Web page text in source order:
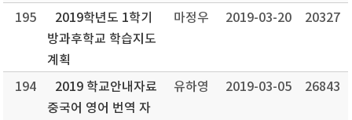
195
2019학년도 1학기
방과후학교 학습지도
계획
마정우 2019-03-20 20327
194
2019 학교안내자료
중국어 영어 번역 자
유하영 2019-03-05 26843